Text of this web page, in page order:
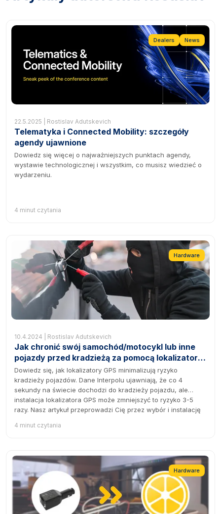
22.5.2025 | Rostislav Adutskevich
Telematyka i Connected Mobility: szczegóły
agendy ujawnione
Dowiedz się więcej o najważniejszych punktach agendy,
wystawie technologicznej i wszystkim, co musisz wiedzieć o
wydarzeniu.
Dealers News
4 minut czytania
10.4.2024 | Rostislav Adutskevich
Jak chronić swój samochód/motocykl lub inne
pojazdy przed kradzieżą za pomocą lokalizatora
GPS?
Dowiedz się, jak lokalizatory GPS minimalizują ryzyko
kradzieży pojazdów. Dane Interpolu ujawniają, że co 4
sekundy na świecie dochodzi do kradzieży pojazdu, ale
instalacja lokalizatora GPS może zmniejszyć to ryzyko 3-5
razy. Nasz artykuł przeprowadzi Cię przez wybór i instalację
jak technologia śledzenia GPS pozwala właścicielom na
Zoptymalizuj bezpieczeństwo swojego pojazdu z naszym
kompleksowym przewodnikiem po rozwiązaniach GPS.
Hardware
4 minut czytania
Hardware